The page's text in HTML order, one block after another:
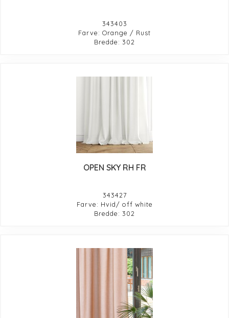
343403
Farve: Orange / Rust
Bredde: 302
OPEN SKY RH FR
343427
Farve: Hvid/ off white
Bredde: 302